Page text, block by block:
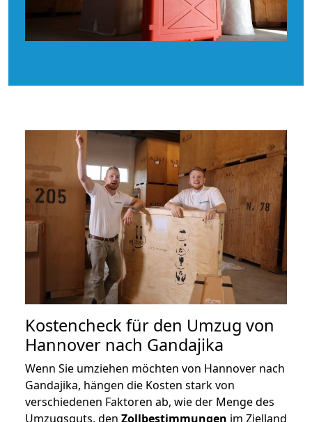
Kostencheck für den Umzug von
Hannover nach Gandajika
Wenn Sie umziehen möchten von Hannover nach
Gandajika, hängen die Kosten stark von
verschiedenen Faktoren ab, wie der Menge des
Umzugsguts, den Zollbestimmungen im Zielland